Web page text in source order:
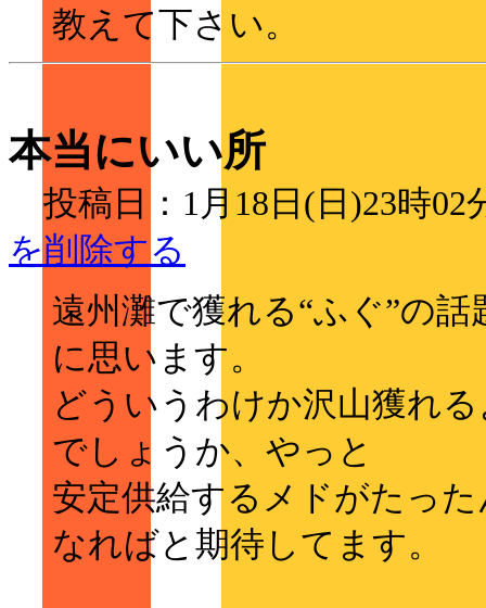
教えて下さい。
本当にいい所
投稿日：1月18日(日)23時
を削除する
遠州灘で獲れる“ふぐ”の
に思います。
どういうわけか沢山獲れ
でしょうか、やっと
安定供給するメドがたっ
なればと期待してます。